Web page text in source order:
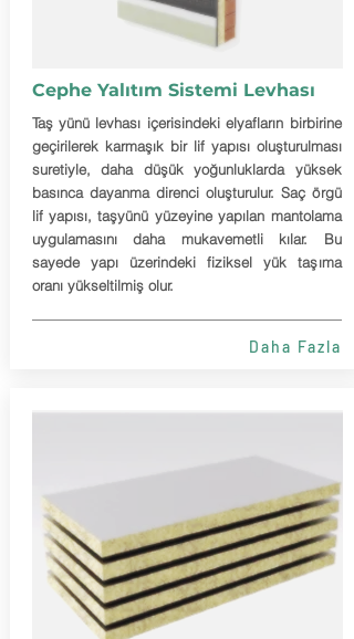
Cephe Yalıtım Sistemi Levhası
Taş yünü levhası içerisindeki elyafların birbirine
geçirilerek karmaşık bir lif yapısı oluşturulması
suretiyle, daha düşük yoğunluklarda yüksek
basınca dayanma direnci oluşturulur. Saç örgü
lif yapısı, taşyünü yüzeyine yapılan mantolama
uygulamasını daha mukavemetli kılar. Bu
sayede yapı üzerindeki fiziksel yük taşıma
oranı yükseltilmiş olur.
Daha Fazla